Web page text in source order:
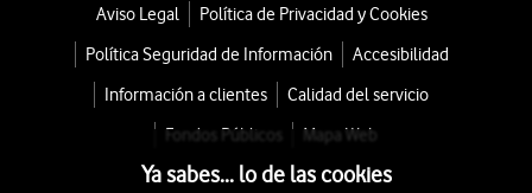
Aviso Legal
Política de Privacidad y Cookies
Política Seguridad de Información
Accesibilidad
Información a clientes
Calidad del servicio
Fondos Públicos
Mapa Web
Ya sabes... lo de las cookies